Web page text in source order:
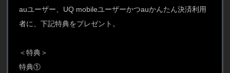
auユーザー、UQ mobileユーザーかつauかんたん決済利用
者に、下記特典をプレゼント。
＜特典＞
特典①